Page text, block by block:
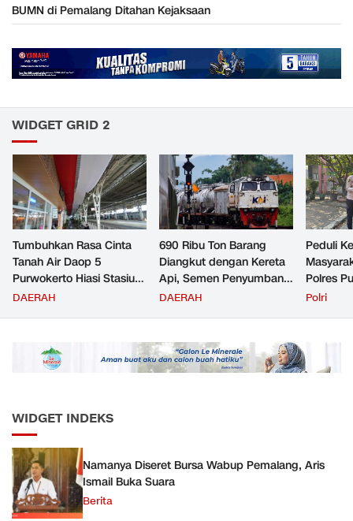
BUMN di Pemalang Ditahan Kejaksaan
WIDGET GRID 2
Tumbuhkan Rasa Cinta
Tanah Air Daop 5
Purwokerto Hiasi Stasiun
dengan Ornamen
DAERAH
690 Ribu Ton Barang
Diangkut dengan Kereta
Api, Semen Penyumbang
Volume Terbesar
Semester 1 Tahun 2026
DAERAH
Peduli
Polres
Jemput
Polri
WIDGET INDEKS
Namanya Diseret Bursa Wabup Pemalang, Aris
Ismail Buka Suara
Berita